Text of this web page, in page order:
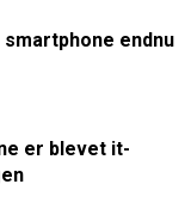
endnu
er blevet it-